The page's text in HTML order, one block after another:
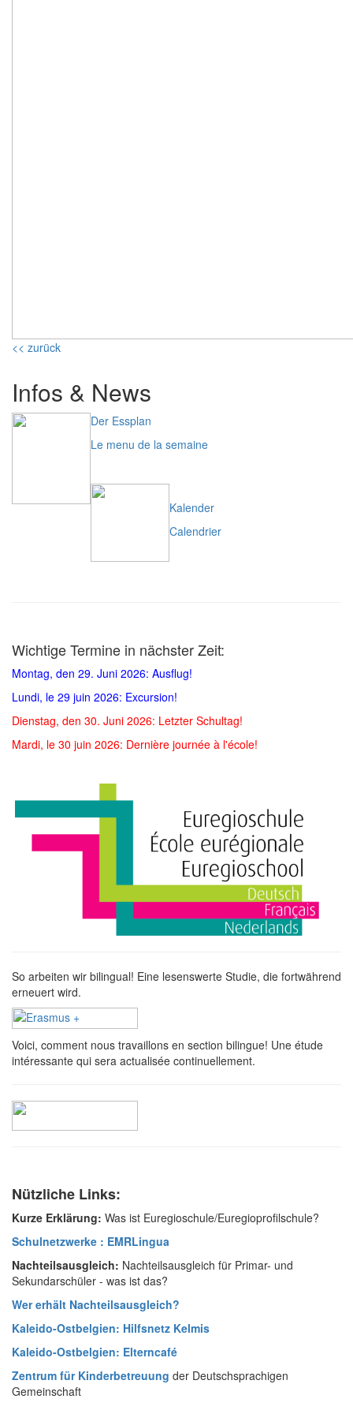
<< zurück
Infos & News
Der Essplan
Le menu de la semaine
Kalender
Calendrier
Wichtige Termine in nächster Zeit:
Montag, den 29. Juni 2026: Ausflug!
Lundi, le 29 juin 2026: Excursion!
Dienstag, den 30. Juni 2026: Letzter Schultag!
Mardi, le 30 juin 2026: Dernière journée à l'école!
So arbeiten wir bilingual! Eine lesenswerte Studie, die fortwährend
erneuert wird.
Voici, comment nous travaillons en section bilingue! Une étude
intéressante qui sera actualisée continuellement.
Nützliche Links:
Kurze Erklärung: Was ist Euregioschule/Euregioprofilschule?
Schulnetzwerke : EMRLingua
Nachteilsausgleich: Nachteilsausgleich für Primar- und
Sekundarschüler - was ist das?
Wer erhält Nachteilsausgleich?
Kaleido-Ostbelgien: Hilfsnetz Kelmis
Kaleido-Ostbelgien: Elterncafé
Zentrum für Kinderbetreuung der Deutschsprachigen
Gemeinschaft